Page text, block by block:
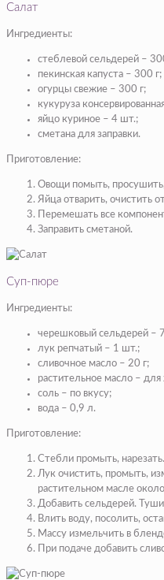
Салат
Ингредиенты:
стеблевой сельдерей –
пекинская капуста – 300 г;
огурцы свежие – 300 г;
кукуруза
яйцо куриное – 4 шт.;
сметана для заправки.
Приготовление:
Овощи помыть, просушить,
Яйца отварить, очистить
Перемешать все
Заправить сметаной.
Суп-пюре
Ингредиенты:
черешковый сельдерей –
лук репчатый – 1 шт.;
сливочное масло – 20 г;
растительное масло – для
соль – по вкусу;
вода – 0,9 л.
Приготовление:
Стебли промыть, нарезать.
Лук очистить, промыть,
растительном масле
Добавить сельдерей.
Влить воду, посолить,
Массу измельчить в
При подаче добавить